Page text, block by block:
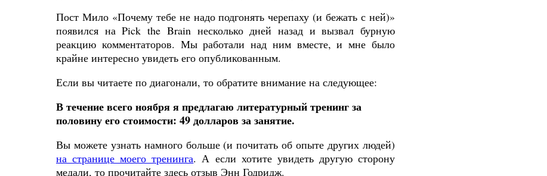
Пост Мило «Почему тебе не надо подгонять черепаху (и бежать с ней)»
появился наPick the Brainнесколько дней назад и вызвал бурную
реакцию комментаторов. Мы работали над ним вместе, и мне было
крайне интересно увидеть его опубликованным.
Если вы читаете по диагонали, то обратите внимание на следующее:
В течение всего ноября я предлагаю литературный тренинг за
половину его стоимости: 49 долларов за занятие.
Вы можете узнать намного больше (и почитать об опыте других людей)
на странице моего тренинга. А если хотите увидеть другую сторону
медали, то прочитайте здесь отзыв Энн Годридж.